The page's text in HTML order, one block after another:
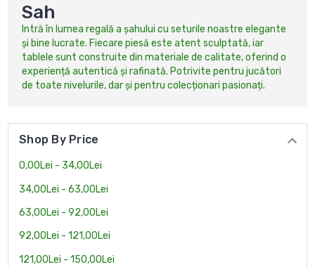
Sah
Intră în lumea regală a șahului cu seturile noastre elegante
și bine lucrate. Fiecare piesă este atent sculptată, iar
tablele sunt construite din materiale de calitate, oferind o
experiență autentică și rafinată. Potrivite pentru jucători
de toate nivelurile, dar și pentru colecționari pasionați.
Shop By Price
0,00Lei - 34,00Lei
34,00Lei - 63,00Lei
63,00Lei - 92,00Lei
92,00Lei - 121,00Lei
121,00Lei - 150,00Lei